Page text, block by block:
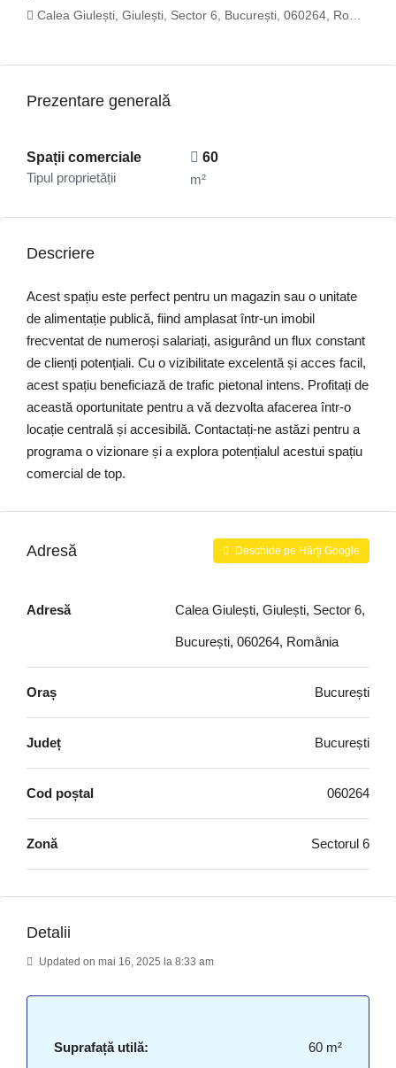
Calea Giulești, Giulești, Sector 6, București, 060264, România
Prezentare generală
Spații comerciale
Tipul proprietății
60
m²
Descriere
Acest spațiu este perfect pentru un magazin sau o unitate
de alimentație publică, fiind amplasat într-un imobil
frecventat de numeroși salariați, asigurând un flux constant
de clienți potențiali. Cu o vizibilitate excelentă și acces facil,
acest spațiu beneficiază de trafic pietonal intens. Profitați de
această oportunitate pentru a vă dezvolta afacerea într-o
locație centrală și accesibilă. Contactați-ne astăzi pentru a
programa o vizionare și a explora potențialul acestui spațiu
comercial de top.
Adresă Deschide pe Hărți Google
Adresă Calea Giulești, Giulești, Sector 6,
București, 060264, România
Oraș București
Județ București
Cod poștal 060264
Zonă Sectorul 6
Detalii
Updated on mai 16, 2025 la 8:33 am
Suprafață utilă: 60 m²